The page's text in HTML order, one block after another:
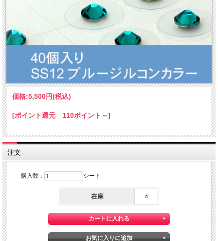
価格:5,500円(税込)
[ポイント還元 110ポイント～]
注文
購入数： シート
在庫 ○